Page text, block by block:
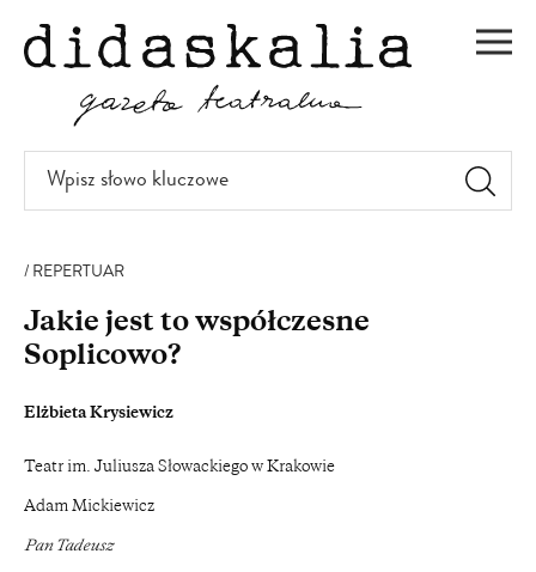
DO
TREŚCI
Wpisz
słowo
REPERTUAR
Jakie jest to współczesne
Soplicowo?
Elżbieta Krysiewicz
Teatr im. Juliusza Słowackiego w Krakowie
Adam Mickiewicz
Pan Tadeusz